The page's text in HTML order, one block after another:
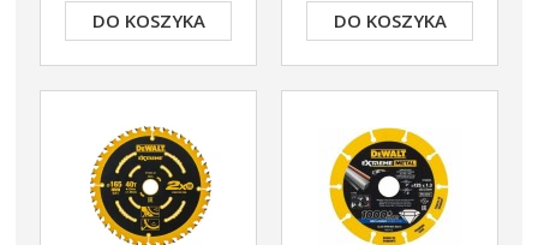
DO KOSZYKA DO KOSZYKA